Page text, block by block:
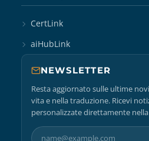
CertLink
aiHubLink
NEWSLETTER
Resta aggiornato sulle ultime
vita e nella traduzione. Ricevi
personalizzate direttamente